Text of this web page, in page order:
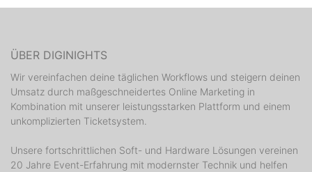
ÜBER DIGINIGHTS
Wir vereinfachen deine täglichen Workflows und steigern deinen
Umsatz durch maßgeschneidertes Online Marketing in
Kombination mit unserer leistungsstarken Plattform und einem
unkomplizierten Ticketsystem.
Unsere fortschrittlichen Soft- und Hardware Lösungen vereinen
20 Jahre Event-Erfahrung mit modernster Technik und helfen